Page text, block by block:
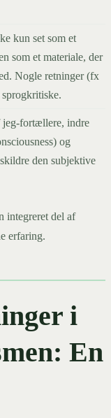
kun set som et
som et materiale, der
Nogle retninger (fx
jeg-fortællere, indre
og
den subjektive
integreret del af
erfaring.
i
En